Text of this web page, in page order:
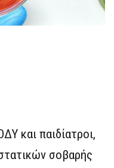
και παιδίατροι,
σοβαρής